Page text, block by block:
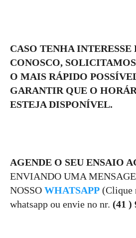
CASO TENHA INTERESSE
CONOSCO,
O MAIS RÁPIDO
GARANTIR QUE O
ESTEJA DISPONÍVEL.
AGENDE O SEU ENSAIO
ENVIANDO UMA
NOSSO WHATSAPP (Clique
whatsapp ou envie no nr. (41 )